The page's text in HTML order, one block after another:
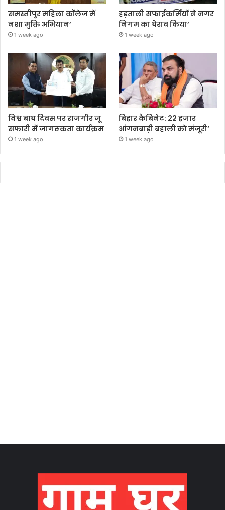
समस्तीपुर महिला कॉलेज में
नशा मुक्ति अभियान’
1 week ago
हड़ताली सफाईकर्मियों ने नगर
निगम का घेराव किया’
1 week ago
विश्व बाघ दिवस पर राजगीर जू
सफारी में जागरूकता कार्यक्रम
1 week ago
बिहार कैबिनेट: 22 हजार
आंगनबाड़ी बहाली को मंजूरी’
1 week ago